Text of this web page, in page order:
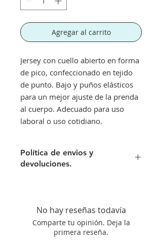
Agregar al carrito
Jersey con cuello abierto en forma
de pico, confeccionado en tejido
de punto. Bajo y puños elásticos
para un mejor ajuste de la prenda
al cuerpo. Adecuado para uso
laboral o uso cotidiano.
Política de envios y
devoluciones.
concepto de transporte.
Si no queda satisfecho con su
compra aceptamos su devolución
No hay reseñas todavía
Comparte tu opinión. Deja la
primera reseña.